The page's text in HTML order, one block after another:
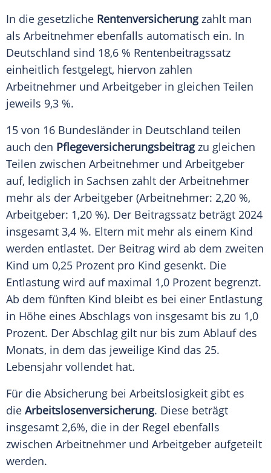
In die gesetzliche Rentenversicherungzahlt man
als Arbeitnehmer ebenfalls automatisch ein. In
Deutschland sind 18,6 % Rentenbeitragssatz
einheitlich festgelegt, hiervon zahlen
Arbeitnehmer und Arbeitgeber in gleichen Teilen
jeweils 9,3 %.
15 von 16 Bundesländer in Deutschland teilen
auch den Pflegeversicherungsbeitragzu gleichen
Teilen zwischen Arbeitnehmer und Arbeitgeber
auf, lediglich in Sachsen zahlt der Arbeitnehmer
mehr als der Arbeitgeber (Arbeitnehmer: 2,20 %,
Arbeitgeber: 1,20 %). Der Beitragssatz beträgt 2024
insgesamt 3,4 %. Eltern mit mehr als einem Kind
werden entlastet. Der Beitrag wird ab dem zweiten
Kind um 0,25 Prozent pro Kind gesenkt. Die
Entlastung wird auf maximal 1,0 Prozent begrenzt.
Ab dem fünften Kind bleibt es bei einer Entlastung
in Höhe eines Abschlags von insgesamt bis zu 1,0
Prozent. Der Abschlag gilt nur bis zum Ablauf des
Monats, in dem das jeweilige Kind das 25.
Lebensjahr vollendet hat.
Für die Absicherung bei Arbeitslosigkeit gibt es
die Arbeitslosenversicherung. Diese beträgt
insgesamt 2,6%, die in der Regel ebenfalls
zwischen Arbeitnehmer und Arbeitgeber aufgeteilt
werden.